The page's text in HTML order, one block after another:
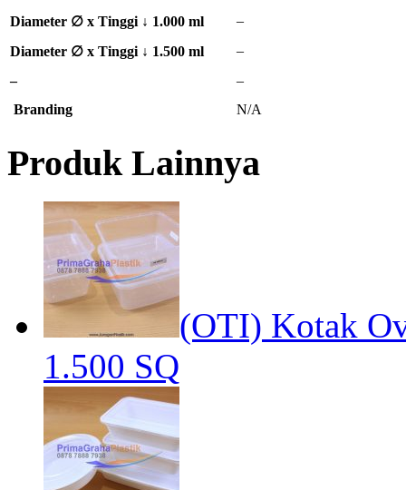
Diameter ∅ x Tinggi ↓ 1.000 ml
–
Diameter ∅ x Tinggi ↓ 1.500 ml
–
–
–
Branding
N/A
Produk Lainnya
(OTI) Kotak
1.500 SQ